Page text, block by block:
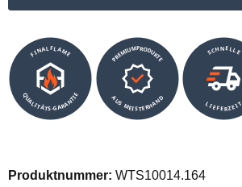
FINALFLAME
QUALITÄTS-GARANTIE
PREMIUMPRODUKTE
AUS MEISTERHAND
SCHNELLE
LIEFERZEIT
Produktnummer: WTS10014.164